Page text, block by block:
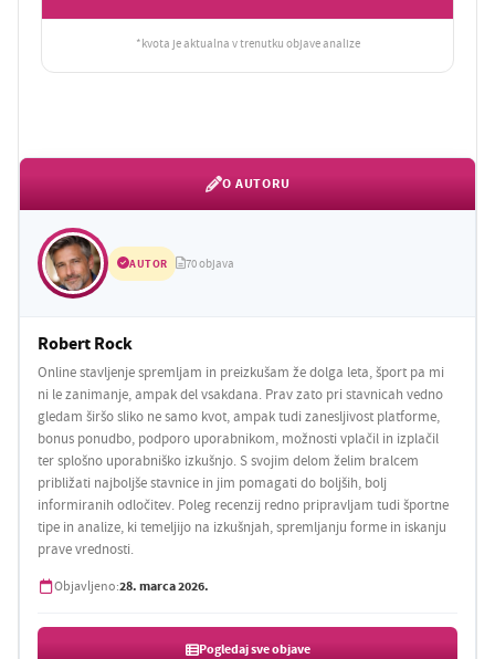
*kvota je aktualna v trenutku objave analize
O AUTORU
AUTOR 70 objava
Robert Rock
Online stavljenje spremljam in preizkušam že dolga leta, šport pa mi
ni le zanimanje, ampak del vsakdana. Prav zato pri stavnicah vedno
gledam širšo sliko ne samo kvot, ampak tudi zanesljivost platforme,
bonus ponudbo, podporo uporabnikom, možnosti vplačil in izplačil
ter splošno uporabniško izkušnjo. S svojim delom želim bralcem
približati najboljše stavnice in jim pomagati do boljših, bolj
informiranih odločitev. Poleg recenzij redno pripravljam tudi športne
tipe in analize, ki temeljijo na izkušnjah, spremljanju forme in iskanju
prave vrednosti.
Objavljeno:28. marca 2026.
Pogledaj sve objave